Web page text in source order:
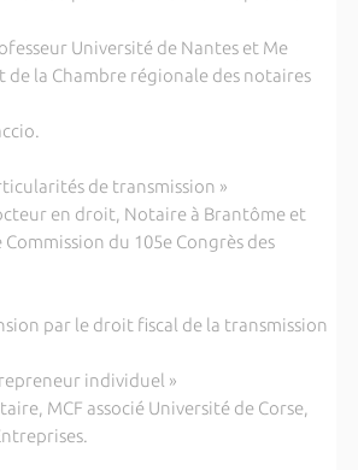
Université de Nantes et Me
de la Chambre régionale des notaires
de transmission »
en droit, Notaire à Brantôme et
du 105e Congrès des
par le droit fiscal de la transmission
individuel »
MCF associé Université de Corse,